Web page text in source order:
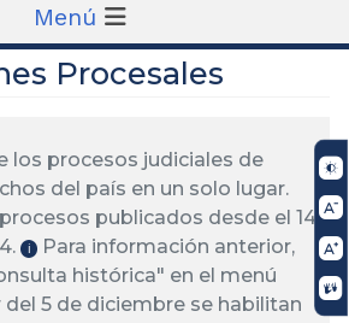
Menú
Procesales
los procesos judiciales de
del país en un solo lugar.
publicados desde el 14
ℹ️
Para información anterior,
histórica" en el menú
del 5 de diciembre se habilitan